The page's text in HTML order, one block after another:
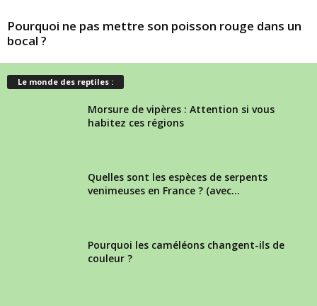
Pourquoi ne pas mettre son poisson rouge dans un
bocal ?
Le monde des reptiles :
Morsure de vipères : Attention si vous
habitez ces régions
Quelles sont les espèces de serpents
venimeuses en France ? (avec...
Pourquoi les caméléons changent-ils de
couleur ?